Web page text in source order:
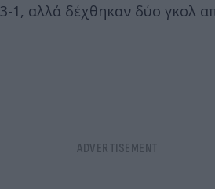
3-1, αλλά δέχθηκαν δύο γκολ